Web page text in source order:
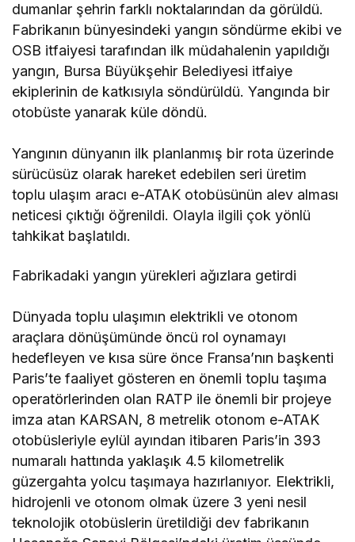
dumanlar şehrin farklı noktalarından da görüldü.
Fabrikanın bünyesindeki yangın söndürme ekibi ve
OSB itfaiyesi tarafından ilk müdahalenin yapıldığı
yangın, Bursa Büyükşehir Belediyesi itfaiye
ekiplerinin de katkısıyla söndürüldü. Yangında bir
otobüste yanarak küle döndü.
Yangının dünyanın ilk planlanmış bir rota üzerinde
sürücüsüz olarak hareket edebilen seri üretim
toplu ulaşım aracı e-ATAK otobüsünün alev alması
neticesi çıktığı öğrenildi. Olayla ilgili çok yönlü
tahkikat başlatıldı.
Fabrikadaki yangın yürekleri ağızlara getirdi
Dünyada toplu ulaşımın elektrikli ve otonom
araçlara dönüşümünde öncü rol oynamayı
hedefleyen ve kısa süre önce Fransa’nın başkenti
Paris’te faaliyet gösteren en önemli toplu taşıma
operatörlerinden olan RATP ile önemli bir projeye
imza atan KARSAN, 8 metrelik otonom e-ATAK
otobüsleriyle eylül ayından itibaren Paris’in 393
numaralı hattında yaklaşık 4.5 kilometrelik
güzergahta yolcu taşımaya hazırlanıyor. Elektrikli,
hidrojenli ve otonom olmak üzere 3 yeni nesil
teknolojik otobüslerin üretildiği dev fabrikanın